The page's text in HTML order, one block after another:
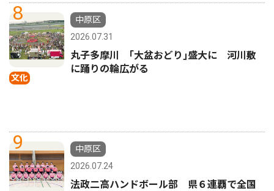
8
文化
中原区
2026.07.31
丸子多摩川 ｢大盆おどり｣盛大に 河川敷
に踊りの輪広がる
9
中原区
2026.07.24
法政二高ハンドボール部 県６連覇で全国